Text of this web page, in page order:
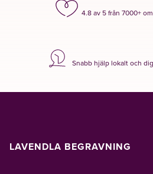
4.8 av 5 från 7000+
Snabb hjälp lokalt och
LAVENDLA BEGRAVNING